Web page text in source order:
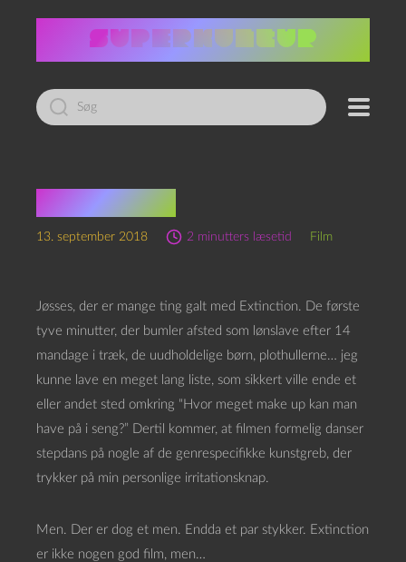
Led
efter:
Extinction
13. september 2018 2 minutters læsetid Film
Jøsses, der er mange ting galt med Extinction. De første
tyve minutter, der bumler afsted som lønslave efter 14
mandage i træk, de uudholdelige børn, plothullerne… jeg
kunne lave en meget lang liste, som sikkert ville ende et
eller andet sted omkring “Hvor meget make up kan man
have på i seng?” Dertil kommer, at filmen formelig danser
stepdans på nogle af de genrespecifikke kunstgreb, der
trykker på min personlige irritationsknap.
Men. Der er dog et men. Endda et par stykker. Extinction
er ikke nogen god film, men…